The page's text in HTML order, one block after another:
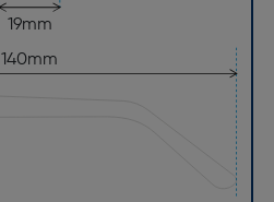
19mm
140mm